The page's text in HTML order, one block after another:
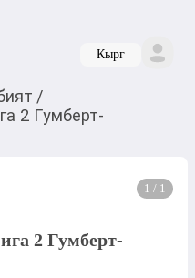
Кырг
/
2 Гумберт-
1 / 1
2 Гумберт-